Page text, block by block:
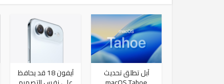
آبل تطلق تحديث آيفون 18 قد يحافظ